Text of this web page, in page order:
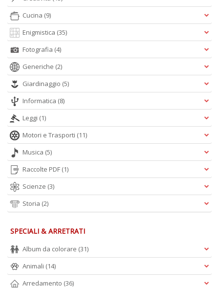
Cucina (9)
Enigmistica (35)
Fotografia (4)
Generiche (2)
Giardinaggio (5)
Informatica (8)
Leggi (1)
Motori e Trasporti (11)
Musica (5)
Raccolte PDF (1)
Scienze (3)
Storia (2)
SPECIALI & ARRETRATI
Album da colorare (31)
Animali (14)
Arredamento (36)